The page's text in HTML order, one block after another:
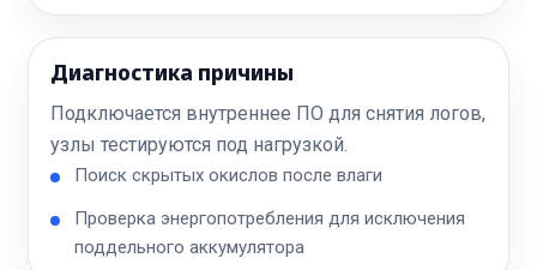
Диагностика причины
Подключается внутреннее ПО для снятия логов,
узлы тестируются под нагрузкой.
Поиск скрытых окислов после влаги
Проверка энергопотребления для исключения
поддельного аккумулятора